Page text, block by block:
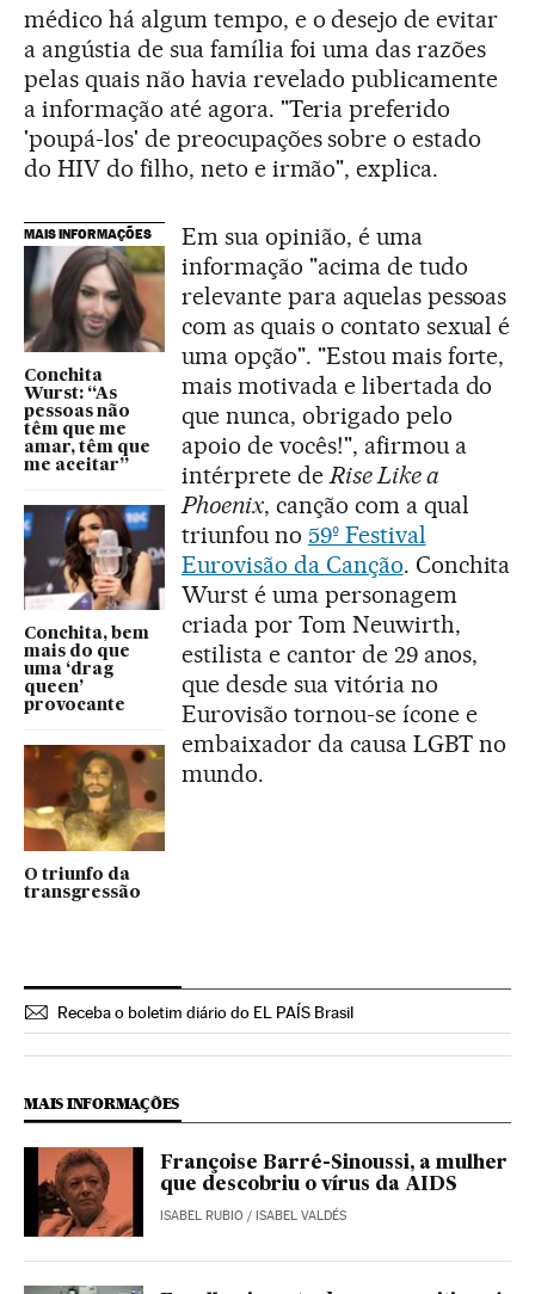
médico há algum tempo, e o desejo de evitar
a angústia de sua família foi uma das razões
pelas quais não havia revelado publicamente
a informação até agora. "Teria preferido
'poupá-los' de preocupações sobre o estado
do HIV do filho, neto e irmão", explica.
MAIS INFORMAÇÕES
Conchita
Wurst: “As
pessoas não
têm que me
amar, têm que
me aceitar”
Conchita, bem
mais do que
uma ‘drag
queen’
provocante
O triunfo da
transgressão
Em sua opinião, é uma
informação "acima de tudo
relevante para aquelas pessoas
com as quais o contato sexual é
uma opção". "Estou mais forte,
mais motivada e libertada do
que nunca, obrigado pelo
apoio de vocês!", afirmou a
intérprete deRise Like a
Phoenix, canção com a qual
triunfou no 59º Festival
Eurovisão da Canção. Conchita
Wurst é uma personagem
criada por Tom Neuwirth,
estilista e cantor de 29 anos,
que desde sua vitória no
Eurovisão tornou-se ícone e
embaixador da causa LGBT no
mundo.
Receba o boletim diário do EL PAÍS Brasil
MAIS INFORMAÇÕES
Françoise Barré-Sinoussi, a mulher
que descobriu o vírus da AIDS
ISABEL RUBIO / ISABEL VALDÉS